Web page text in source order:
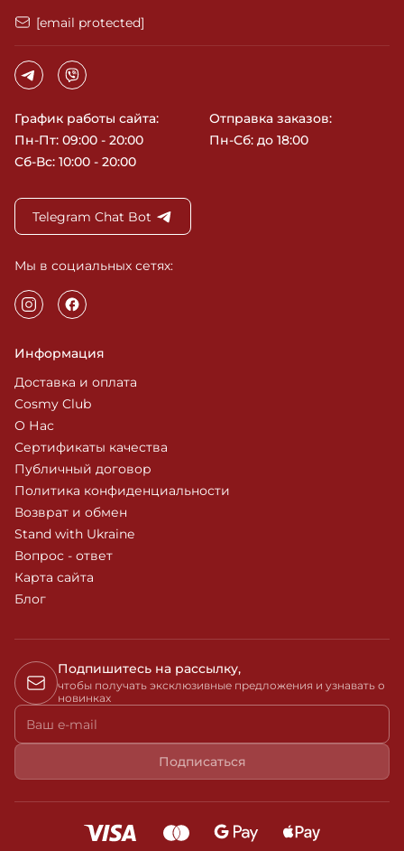
[email protected]
График работы сайта:
Пн-Пт: 09:00 - 20:00
Сб-Вс: 10:00 - 20:00
Отправка заказов:
Пн-Сб: до 18:00
Telegram Chat Bot
Мы в социальных сетях:
Информация
Доставка и оплата
Cosmy Club
О Нас
Сертификаты качества
Публичный договор
Политика конфиденциальности
Возврат и обмен
Stand with Ukraine
Вопрос - ответ
Карта сайта
Блог
Подпишитесь на рассылку,
чтобы получать эксклюзивные предложения и узнавать о
новинках
Ваш e-mail
Подписаться